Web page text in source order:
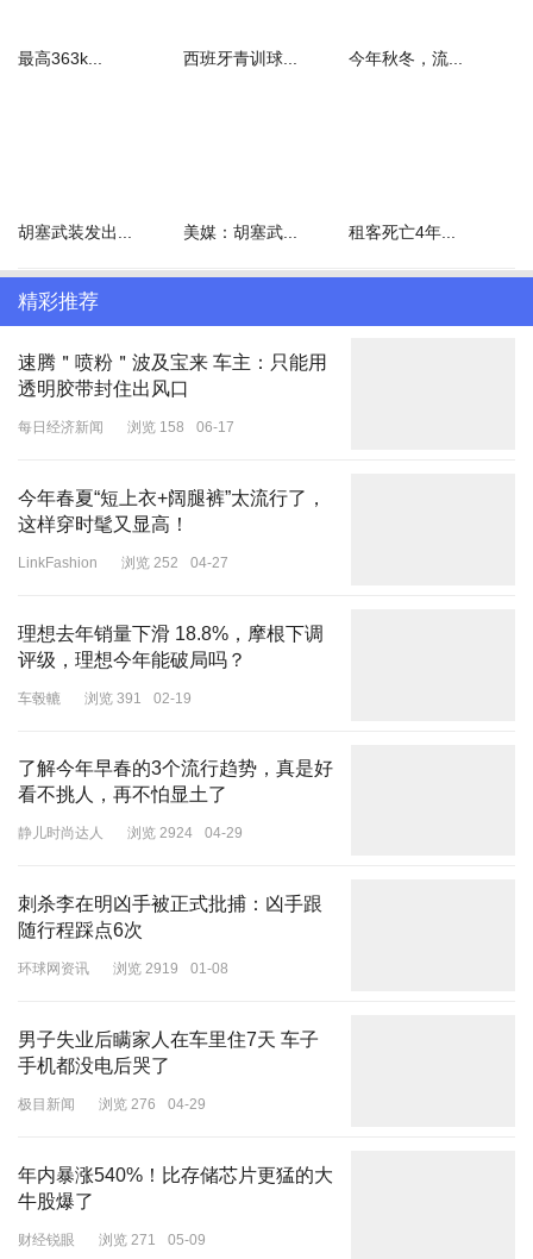
派”的爽感，而是用细腻笔触勾勒出女性在家族、商海、江湖中的自
主抉择与精神觉醒。
女主荣善宝的登场便打破了传统古装女主的桎梏。她救下失忆的男主
为博弈棋局上的一枚棋子；
最高363k... 西班牙青训球... 今年秋冬，流...
胡塞武装发出... 美媒：胡塞武... 租客死亡4年...
精彩推荐
速腾＂喷粉＂波及宝来 车主：只能用
透明胶带封住出风口
每日经济新闻 浏览 158 06-17
今年春夏“短上衣+阔腿裤”太流行了，
这样穿时髦又显高！
LinkFashion 浏览 252 04-27
理想去年销量下滑 18.8%，摩根下调
评级，理想今年能破局吗？
车毂轆 浏览 391 02-19
了解今年早春的3个流行趋势，真是好
看不挑人，再不怕显土了
静儿时尚达人 浏览 2924 04-29
刺杀李在明凶手被正式批捕：凶手跟
随行程踩点6次
环球网资讯 浏览 2919 01-08
男子失业后瞒家人在车里住7天 车子
手机都没电后哭了
极目新闻 浏览 276 04-29
年内暴涨540%！比存储芯片更猛的大
牛股爆了
财经锐眼 浏览 271 05-09